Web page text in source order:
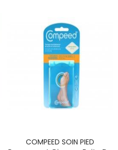
COMPEED SOIN PIED